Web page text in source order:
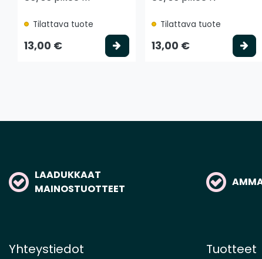
Tilattava tuote
13,00 € Valitse vaihtoehto
Tilattava tuote
13,00 €
LAADUKKAAT
MAINOSTUOTTEET
Yhteystiedot Tuotteet